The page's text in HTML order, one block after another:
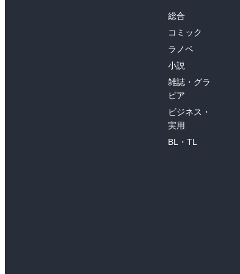
総合
コミック
ラノベ
小説
雑誌・グラ
ビア
ビジネス・
実用
BL・TL